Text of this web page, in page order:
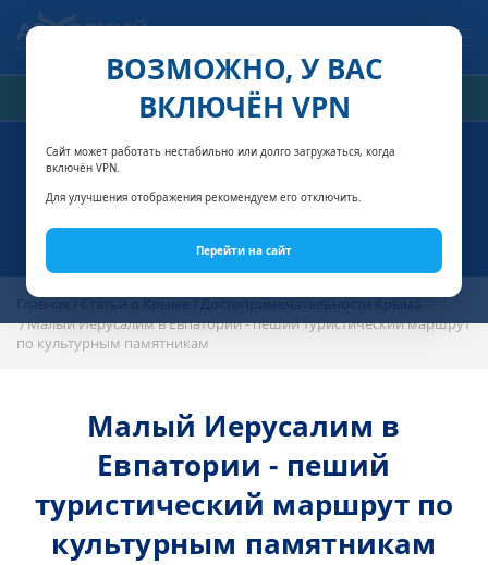
ВОЗМОЖНО, У ВАС
ВКЛЮЧЁН VPN
Сайт может работать нестабильно или долго загружаться, когда
включён VPN.
Для улучшения отображения рекомендуем его отключить.
Перейти на сайт
РАСЧЁТ СТОИМОСТИ
Главная Статьи о Крыме
Достопримечательности Крыма
Малый Иерусалим в Евпатории - пеший туристический маршрут
по культурным памятникам
Малый Иерусалим в
Евпатории - пеший
туристический маршрут по
культурным памятникам